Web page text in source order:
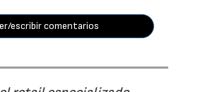
escribir comentarios